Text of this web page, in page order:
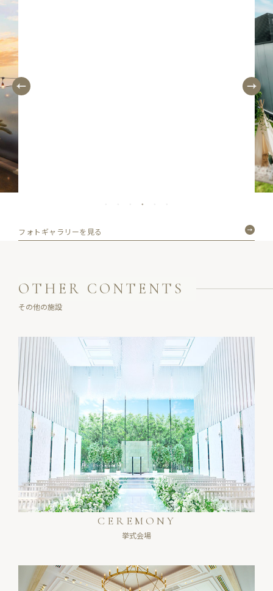
フォトギャラリーを見る
OTHER CONTENTS
その他の施設
CEREMONY
挙式会場